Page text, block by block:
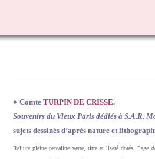
♦ Comte TURPIN DE CRISSE.
Souvenirs du Vieux Paris dédiés à S.A.R.
sujets dessinés d’après nature et
Reliure pleine percaline verte, titre et liseré dorés. Page